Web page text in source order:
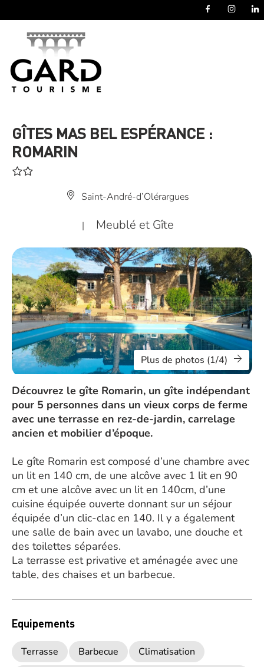
GÎTES MAS BEL ESPÉRANCE :
ROMARIN
Saint-André-d’Olérargues
| Meublé et Gîte
Plus de photos (1/4)
Découvrez le gîte Romarin, un gîte indépendant
pour 5 personnes dans un vieux corps de ferme
avec une terrasse en rez-de-jardin, carrelage
ancien et mobilier d’époque.
Le gîte Romarin est composé d’une chambre avec
un lit en 140 cm, de une alcôve avec 1 lit en 90
cm et une alcôve avec un lit en 140cm, d’une
cuisine équipée ouverte donnant sur un séjour
équipée d’un clic-clac en 140. Il y a également
une salle de bain avec un lavabo, une douche et
des toilettes séparées.
La terrasse est privative et aménagée avec une
table, des chaises et un barbecue.
Equipements
Terrasse Barbecue
Climatisation